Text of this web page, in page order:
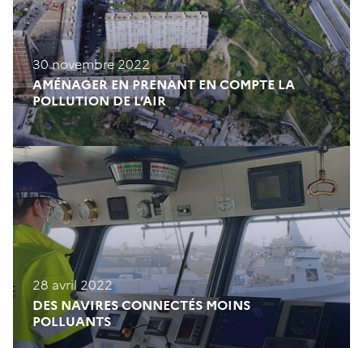
AMÉNAGER EN PRENANT EN COMPTE LA
POLLUTION DE L’AIR
30 novembre 2022
DES NAVIRES CONNECTÉS MOINS
POLLUANTS
28 avril 2022